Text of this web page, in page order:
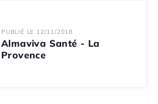
PUBLIÉ LE 12/11/2018
Almaviva Santé - La
Provence